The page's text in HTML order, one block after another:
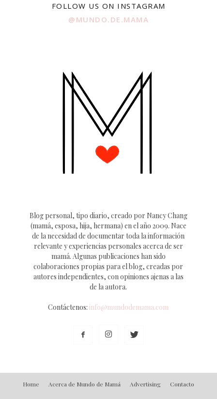
FOLLOW US ON INSTAGRAM
@MUNDO.DE.MAMA
Blog personal, tipo diario, creado por Nancy Chang
(mamá, esposa, hija, hermana) en el año 2009. Nace
de la necesidad de documentar toda la información
relevante y experiencias personales acerca de ser
mamá. Algunas publicaciones han sido
colaboraciones propias para el blog, creadas por
autores independientes, con opiniones ajenas a las
de la autora.
Contáctenos:info@mundodemama.com
Home Acerca de Mundo de Mamá Advertising Contacto